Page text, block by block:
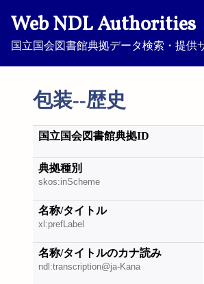
Web NDL Authorities
国立国会図書館典拠データ検索・提供
包装--歴史
国立国会図書館典拠ID
典拠種別
skos:inScheme
名称/タイトル
xl:prefLabel
名称/タイトルのカナ読み
ndl:transcription@ja-Kana